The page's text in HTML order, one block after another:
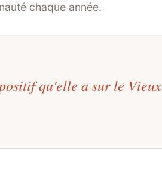
chaque année.
qu'elle a sur le Vieux